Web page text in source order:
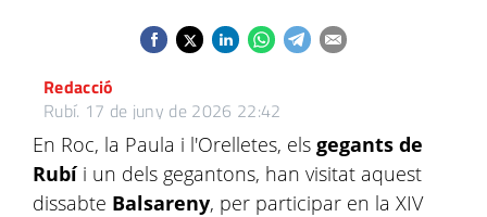
Redacció
Rubí. 17 de juny de 2026 22:42
En Roc, la Paula i l'Orelletes, els gegants de
Rubí i un dels gegantons, han visitat aquest
dissabte Balsareny, per participar en la XIV